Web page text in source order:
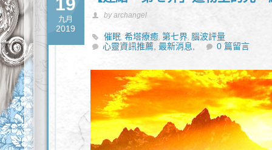
九月
2019
by archangel
催眠,希塔療癒, 第七界, 腦波評量
心靈資訊推薦,最新消息, 0 篇留言